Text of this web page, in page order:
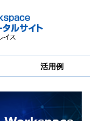
活用例
支援サービス
グループウ
移行支援